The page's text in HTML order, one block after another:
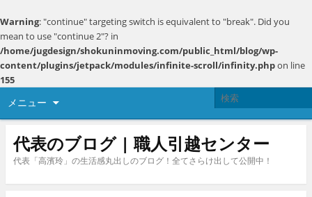
Warning: "continue" targeting switch is equivalent to "break". Did you
mean to use "continue 2"? in
/home/jugdesign/shokuninmoving.com/public_html/blog/wp-
content/plugins/jetpack/modules/infinite-scroll/infinity.phpon line
155
メニュー
代表のブログ | 職人引越センター
代表「高濱玲」の生活感丸出しのブログ！全てさらけ出して公開中！